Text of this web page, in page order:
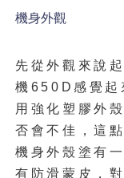
機身外觀
先從外觀來說
機650D感覺起
用強化塑膠外
否會不佳，這
機身外殼塗有
有防滑蒙皮，